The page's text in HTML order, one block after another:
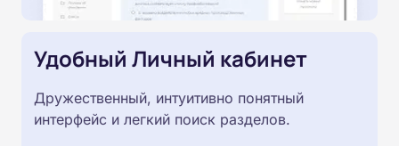
Удобный Личный кабинет
Дружественный, интуитивно понятный
интерфейс и легкий поиск разделов.